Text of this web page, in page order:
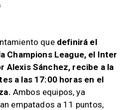
que definirá el
Champions League, el Inter
Alexis Sánchez, recibe a la
a las 17:00 horas en el
Ambos equipos, ya
empatados a 11 puntos,